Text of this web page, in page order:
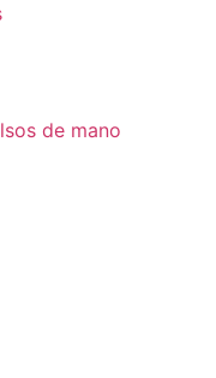
de mano